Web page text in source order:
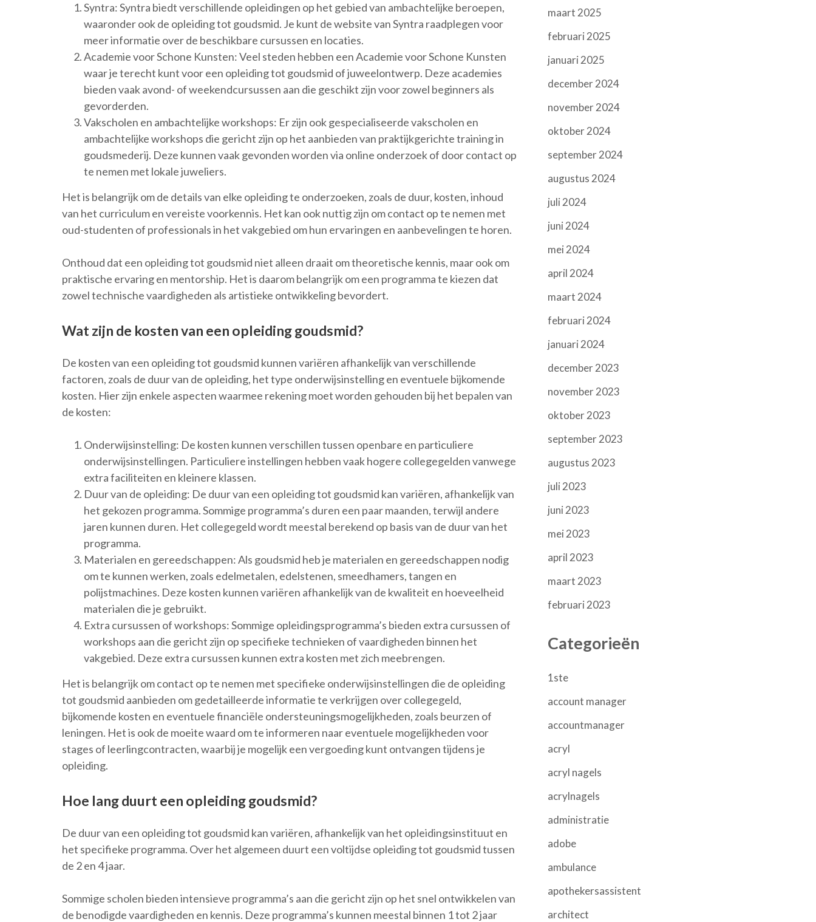
Syntra: Syntra biedt verschillende opleidingen op het gebied van ambachtelijke beroepen,
waaronder ook de opleiding tot goudsmid. Je kunt de website van Syntra raadplegen voor
meer informatie over de beschikbare cursussen en locaties.
Academie voor Schone Kunsten: Veel steden hebben een Academie voor Schone Kunsten
waar je terecht kunt voor een opleiding tot goudsmid of juweelontwerp. Deze academies
bieden vaak avond- of weekendcursussen aan die geschikt zijn voor zowel beginners als
gevorderden.
Vakscholen en ambachtelijke workshops: Er zijn ook gespecialiseerde vakscholen en
ambachtelijke workshops die gericht zijn op het aanbieden van praktijkgerichte training in
goudsmederij. Deze kunnen vaak gevonden worden via online onderzoek of door contact op
te nemen met lokale juweliers.
Het is belangrijk om de details van elke opleiding te onderzoeken, zoals de duur, kosten, inhoud
van het curriculum en vereiste voorkennis. Het kan ook nuttig zijn om contact op te nemen met
oud-studenten of professionals in het vakgebied om hun ervaringen en aanbevelingen te horen.
Onthoud dat een opleiding tot goudsmid niet alleen draait om theoretische kennis, maar ook om
praktische ervaring en mentorship. Het is daarom belangrijk om een programma te kiezen dat
zowel technische vaardigheden als artistieke ontwikkeling bevordert.
Wat zijn de kosten van een opleiding goudsmid?
De kosten van een opleiding tot goudsmid kunnen variëren afhankelijk van verschillende
factoren, zoals de duur van de opleiding, het type onderwijsinstelling en eventuele bijkomende
kosten. Hier zijn enkele aspecten waarmee rekening moet worden gehouden bij het bepalen van
de kosten:
Onderwijsinstelling: De kosten kunnen verschillen tussen openbare en particuliere
onderwijsinstellingen. Particuliere instellingen hebben vaak hogere collegegelden vanwege
extra faciliteiten en kleinere klassen.
Duur van de opleiding: De duur van een opleiding tot goudsmid kan variëren, afhankelijk van
het gekozen programma. Sommige programma’s duren een paar maanden, terwijl andere
jaren kunnen duren. Het collegegeld wordt meestal berekend op basis van de duur van het
programma.
Materialen en gereedschappen: Als goudsmid heb je materialen en gereedschappen nodig
om te kunnen werken, zoals edelmetalen, edelstenen, smeedhamers, tangen en
polijstmachines. Deze kosten kunnen variëren afhankelijk van de kwaliteit en hoeveelheid
materialen die je gebruikt.
Extra cursussen of workshops: Sommige opleidingsprogramma’s bieden extra cursussen of
workshops aan die gericht zijn op specifieke technieken of vaardigheden binnen het
vakgebied. Deze extra cursussen kunnen extra kosten met zich meebrengen.
Het is belangrijk om contact op te nemen met specifieke onderwijsinstellingen die de opleiding
tot goudsmid aanbieden om gedetailleerde informatie te verkrijgen over collegegeld,
bijkomende kosten en eventuele financiële ondersteuningsmogelijkheden, zoals beurzen of
leningen. Het is ook de moeite waard om te informeren naar eventuele mogelijkheden voor
stages of leerlingcontracten, waarbij je mogelijk een vergoeding kunt ontvangen tijdens je
opleiding.
Hoe lang duurt een opleiding goudsmid?
De duur van een opleiding tot goudsmid kan variëren, afhankelijk van het opleidingsinstituut en
het specifieke programma. Over het algemeen duurt een voltijdse opleiding tot goudsmid tussen
de 2 en 4 jaar.
Sommige scholen bieden intensieve programma’s aan die gericht zijn op het snel ontwikkelen van
de benodigde vaardigheden en kennis. Deze programma’s kunnen meestal binnen 1 tot 2 jaar
maart 2025
februari 2025
januari 2025
december 2024
november 2024
oktober 2024
september 2024
augustus 2024
juli 2024
juni 2024
mei 2024
april 2024
maart 2024
februari 2024
januari 2024
december 2023
november 2023
oktober 2023
september 2023
augustus 2023
juli 2023
juni 2023
mei 2023
april 2023
maart 2023
februari 2023
Categorieën
1ste
account manager
accountmanager
acryl
acryl nagels
acrylnagels
administratie
adobe
ambulance
apothekersassistent
architect